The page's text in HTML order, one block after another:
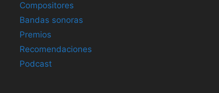
Compositores
Bandas sonoras
Premios
Recomendaciones
Podcast